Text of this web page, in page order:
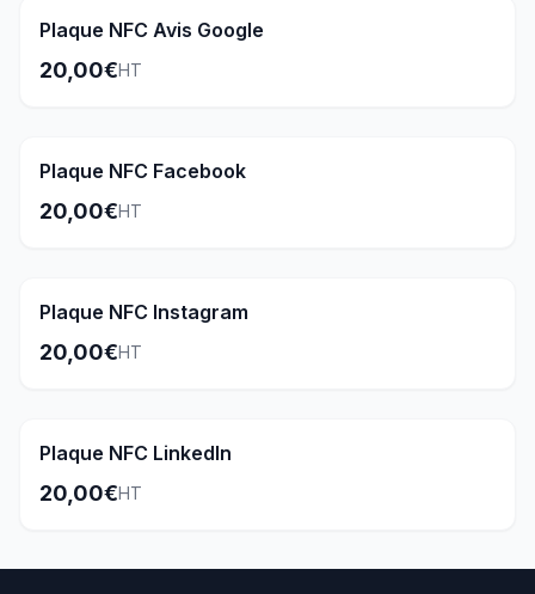
Plaque NFC Avis Google
20,00€HT
Plaque NFC Facebook
20,00€HT
Plaque NFC Instagram
20,00€HT
Plaque NFC LinkedIn
20,00€HT